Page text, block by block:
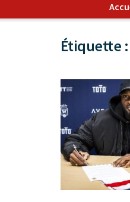
Étiquette :